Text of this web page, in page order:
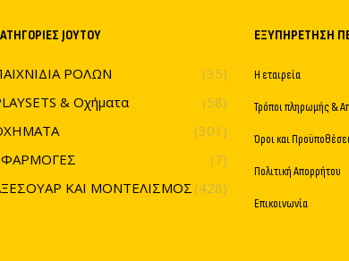
JOYTOY
ΡΟΛΩΝ
(35)
& Οχήματα
(58)
(301)
(7)
ΚΑΙ ΜΟΝΤΕΛΙΣΜΟΣ (428)
ΕΞΥΠΗΡΈΤΗΣΗ
Η εταιρεία
Τρόποι πληρωμής &
Όροι και
Πολιτική Απορρήτου
Επικοινωνία